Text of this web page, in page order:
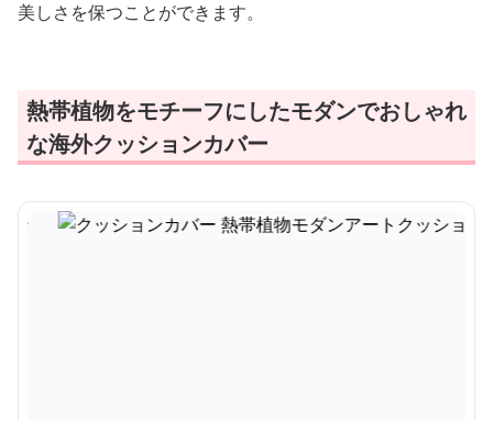
美しさを保つことができます。
熱帯植物をモチーフにしたモダンでおしゃれ
な海外クッションカバー